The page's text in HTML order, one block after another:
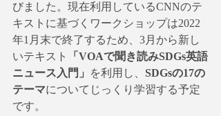
びました。現在利用しているCNNのテ
キストに基づくワークショップは2022
年1月末で終了するため、3月から新し
いテキスト
「VOAで聞き読みSDGs英語
ニュース入門」
を利用し、 SDGsの17の
テーマについてじっくり学習する予定
です。